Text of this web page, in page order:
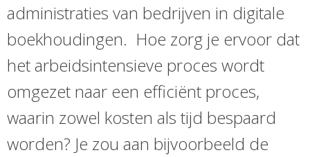
administraties van bedrijven in digitale
boekhoudingen. Hoe zorg je ervoor dat
het arbeidsintensieve proces wordt
omgezet naar een efficiënt proces,
waarin zowel kosten als tijd bespaard
worden? Je zou aan bijvoorbeeld de